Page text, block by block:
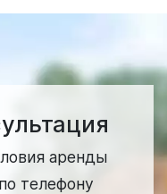
аренды
телефону